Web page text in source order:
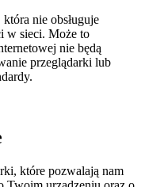
nie obsługuje
w sieci. Może to
nie będą
przeglądarki lub
które pozwalają nam